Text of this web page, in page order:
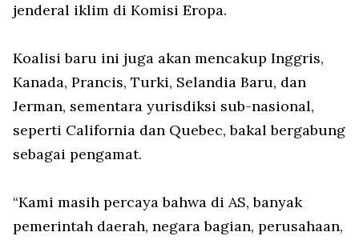
jenderal iklim di Komisi Eropa.
Koalisi baru ini juga akan mencakup Inggris,
Kanada, Prancis, Turki, Selandia Baru, dan
Jerman, sementara yurisdiksi sub-nasional,
seperti California dan Quebec, bakal bergabung
sebagai pengamat.
“Kami masih percaya bahwa di AS, banyak
pemerintah daerah, negara bagian, perusahaan,